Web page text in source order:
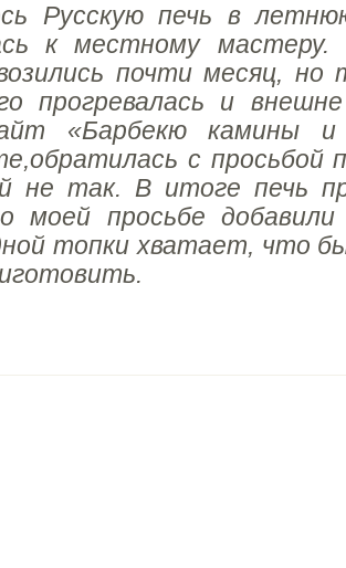
Русскую печь в
к местному мастеру.
почти месяц, но
прогревалась и
«Барбекю камины
обратилась с просьбой
не так. В итоге печь
моей просьбе
топки хватает, что